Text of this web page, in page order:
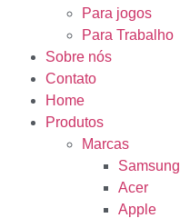
Para jogos
Para Trabalho
Sobre nós
Contato
Home
Produtos
Marcas
Samsung
Acer
Apple